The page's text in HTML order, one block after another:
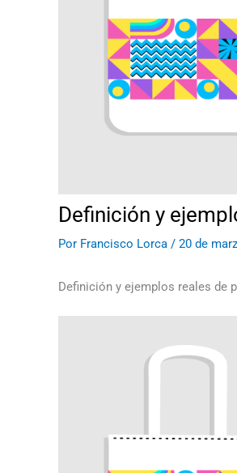
Definición y
Por Francisco Lorca / 20 de
Definición y ejemplos reales de